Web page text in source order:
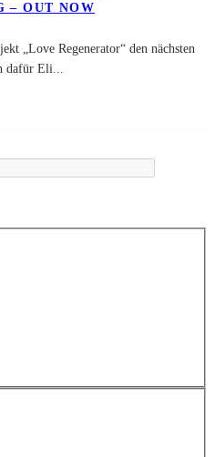
– OUT NOW
„Love Regenerator“ den nächsten
dafür Eli